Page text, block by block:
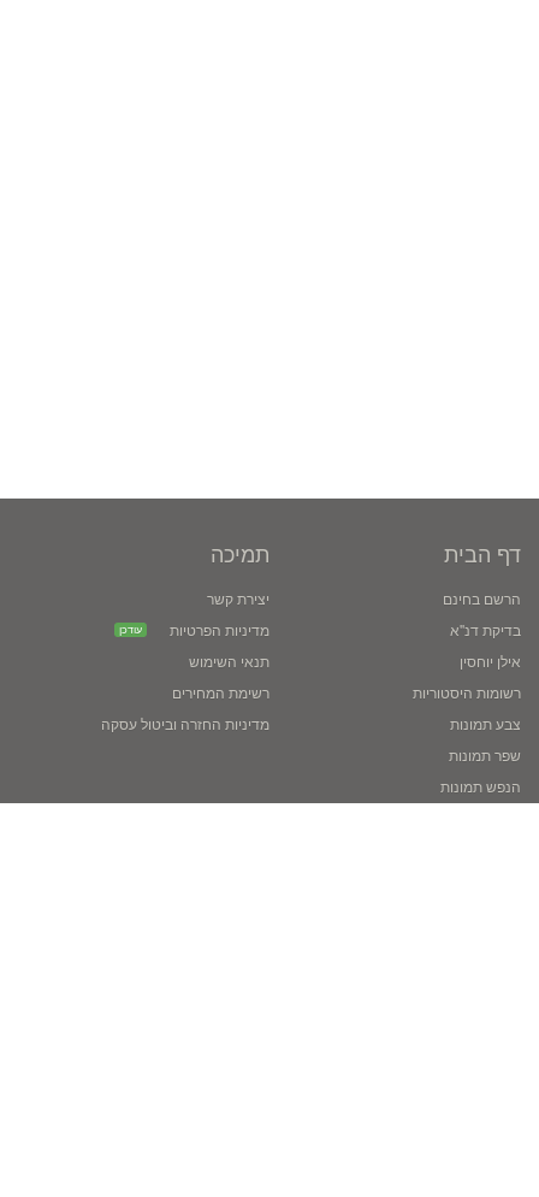
דף הבית
הרשם בחינם
בדיקת דנ''א
אילן יוחסין
רשומות היסטוריות
צבע תמונות
שפר תמונות
הנפש תמונות
תמיכה
יצירת קשר
מדיניות הפרטיות
עודכן
תנאי השימוש
רשימת המחירים
מדיניות החזרה וביטול עסקה